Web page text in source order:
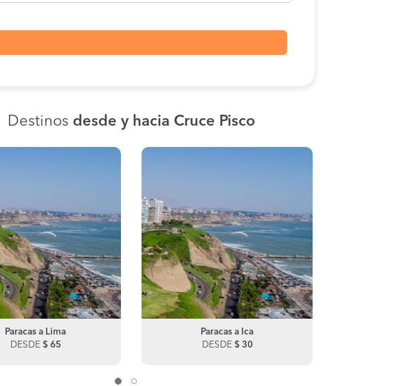
a Paracas
$ 110
Lima a Ica
DESDE$ 150
Destinos desde y hacia Cruce Pisco
Paracas a Lima
DESDE $ 65
Paracas a Ica
DESDE $ 30